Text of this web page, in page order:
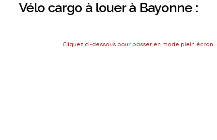
Vélo cargo à louer à Bayonne :
Cliquez ci-dessous pour passer en mode plein écran